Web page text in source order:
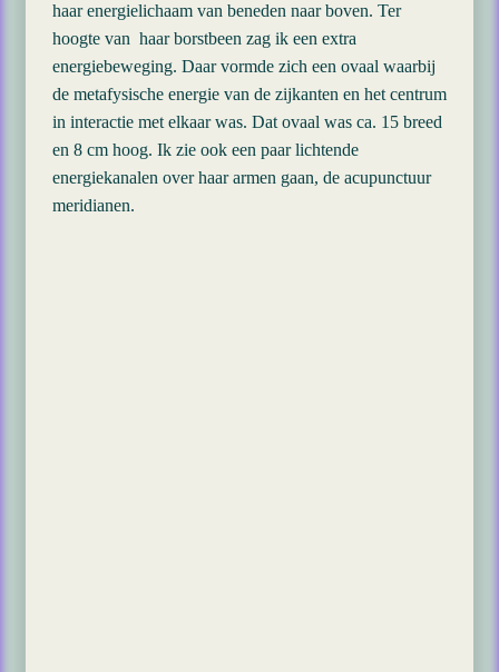
haar energielichaam van beneden naar boven. Ter
hoogte van haar borstbeen zag ik een extra
energiebeweging. Daar vormde zich een ovaal waarbij
de metafysische energie van de zijkanten en het centrum
in interactie met elkaar was. Dat ovaal was ca. 15 breed
en 8 cm hoog. Ik zie ook een paar lichtende
energiekanalen over haar armen gaan, de acupunctuur
meridianen.